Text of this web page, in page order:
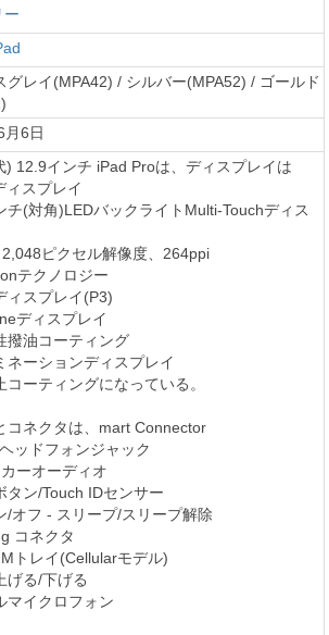
ー
グレイ(MPA42) / シルバー(MPA52) / ゴールド
月6日
) 12.9インチ iPad Proは、ディスプレイは
ィスプレイ
チ(対角)LEDバックライトMulti-Touchディス
ピクセル解像度、264ppi
テクノロジー
ィスプレイ(P3)
ディスプレイ
撥油コーティング
ネーションディスプレイ
コーティングになっている。
コネクタは、mart Connector
ッドフォンジャック
ーオーディオ
タン/Touch IDセンサー
/オフ - スリープ/スリープ解除
コネクタ
トレイ(Cellularモデル)
げる/下げる
マイクロフォン